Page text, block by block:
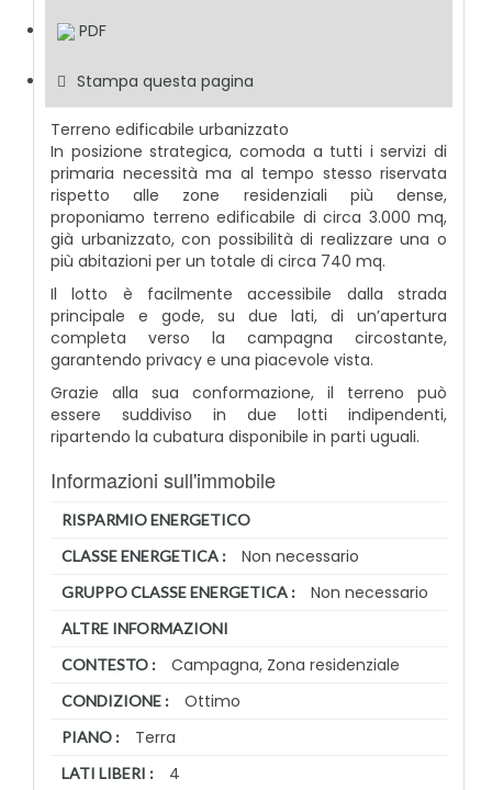
PDF
Stampa questa pagina
Terreno edificabile urbanizzato
In posizione strategica, comoda a tutti i servizi di
primaria necessità ma al tempo stesso riservata
rispetto alle zone residenziali più dense,
proponiamo terreno edificabile di circa 3.000 mq,
già urbanizzato, con possibilità di realizzare una o
più abitazioni per un totale di circa 740 mq.
Il lotto è facilmente accessibile dalla strada
principale e gode, su due lati, di un’apertura
completa verso la campagna circostante,
garantendo privacy e una piacevole vista.
Grazie alla sua conformazione, il terreno può
essere suddiviso in due lotti indipendenti,
ripartendo la cubatura disponibile in parti uguali.
Informazioni sull'immobile
RISPARMIO ENERGETICO
CLASSE ENERGETICA :
Non necessario
GRUPPO CLASSE ENERGETICA : Non necessario
ALTRE INFORMAZIONI
CONTESTO :
Campagna, Zona residenziale
CONDIZIONE : Ottimo
PIANO : Terra
LATI LIBERI : 4